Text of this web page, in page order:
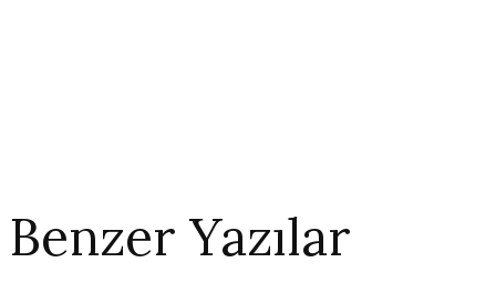
Benzer Yazılar